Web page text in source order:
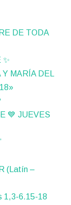
DE TODA
MARÍA DEL
💙 JUEVES
(Latín –
1,3-6.15-18